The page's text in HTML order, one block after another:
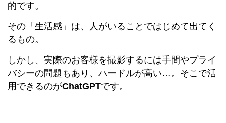
的です。
その「生活感」は、人がいることではじめて出てく
るもの。
しかし、実際のお客様を撮影するには手間やプライ
バシーの問題もあり、ハードルが高い…。そこで活
用できるのがChatGPTです。